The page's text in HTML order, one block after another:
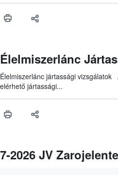
Élelmiszerlánc
Élelmiszerlánc jártassági vizsgálatok
elérhető jártassági...
7-2026 JV